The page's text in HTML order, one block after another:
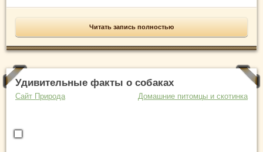
Читать запись полностью
Удивительные факты о собаках
Сайт Природа Домашние питомцы и скотинка